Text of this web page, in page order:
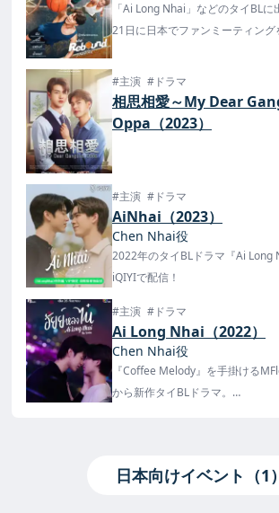
「Ai Long Nhai」などのタイBL
21日に日本でファンミーティン
更に元GMMTV所属のNammonと
イBLドラマ。
日本では6月26日より、FODにて
#主演 #ドラマ
相思相愛～My Dear
Oppa（2023）
#主演 #ドラマ
AiNhai（2023）
Chen Nhai役
2022年のタイBLドラマ『Ai Long
iQIYIで配信！
#主演 #ドラマ
Ai Long Nhai（2022）
Chen Nhai役
『Coffee Melody』を手掛ける
から新作タイBLドラマ。
日本向けイベント（1）